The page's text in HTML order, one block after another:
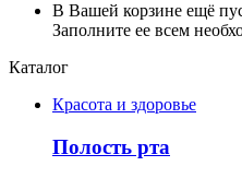
В Вашей корзине ещё
Заполните ее всем
Каталог
Красота и здоровье
Полость рта